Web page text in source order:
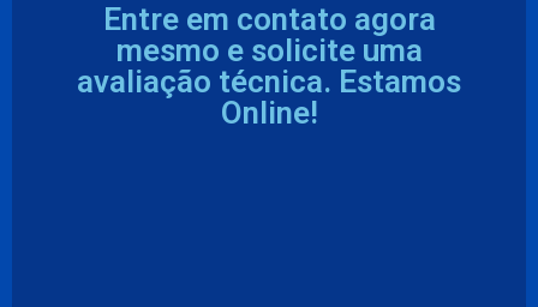
Entre em contato agora
mesmo e solicite uma
avaliação técnica. Estamos
Online!